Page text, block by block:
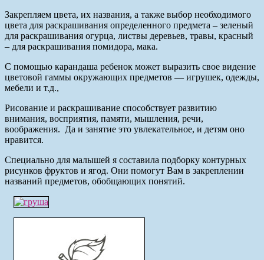
Закрепляем цвета, их названия, а также выбор необходимого
цвета для раскрашивания определенного предмета – зеленый
для раскрашивания огурца, листвы деревьев, травы, красный
– для раскрашивания помидора, мака.
С помощью карандаша ребенок может выразить свое видение
цветовой гаммы окружающих предметов — игрушек, одежды,
мебели и т.д.,
Рисование и раскрашивание способствует развитию
внимания, восприятия, памяти, мышления, речи,
воображения. Да и занятие это увлекательное, и детям оно
нравится.
Специально для малышей я составила подборку контурных
рисунков фруктов и ягод. Они помогут Вам в закреплении
названий предметов, обобщающих понятий.